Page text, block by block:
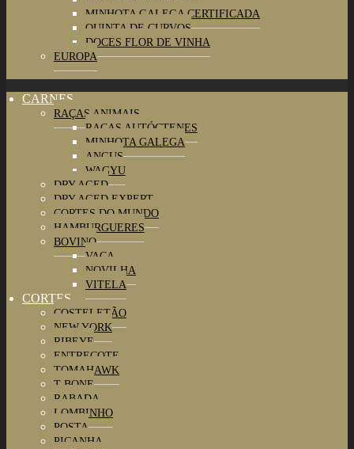
MINHOTA GALEGA CERTIFICADA
QUINTA DE CURVOS
DOCES FLOR DE VINHA
EUROPA
CARNES
RAÇAS ANIMAIS
RAÇAS AUTÓCTENES
MINHOTA GALEGA
ANGUS
WAGYU
DRY AGED
DRY AGED EXPERT
CORTES DO MUNDO
HAMBURGUERES
BOVINO
VACA
NOVILHA
VITELA
CORTES
COSTELETÃO
NEW YORK
RIBEYE
ENTRECOTE
TOMAHAWK
T-BONE
RABADA
LOMBINHO
POSTA
PICANHA